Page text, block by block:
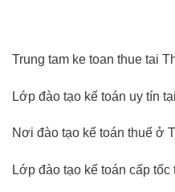
Trung tam ke toan thue tai
Lớp đào tạo kế toán uy tín
Nơi đào tạo kế toán thuế ở
Lớp đào tạo kế toán cấp tốc